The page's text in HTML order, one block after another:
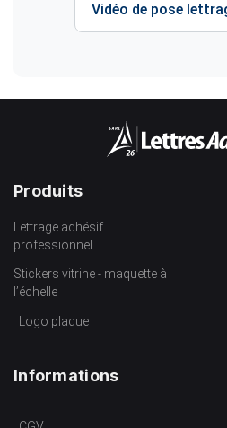
Vidéo de pose
Produits
Lettrage adhésif
professionnel
Stickers vitrine - maquette à
l’échelle
Logo plaque
Informations